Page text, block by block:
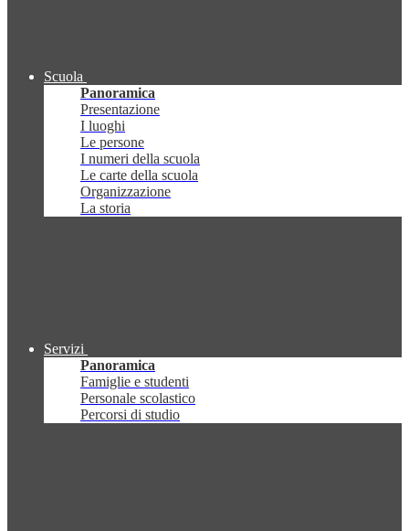
Scuola
Panoramica
Presentazione
I luoghi
Le persone
I numeri della scuola
Le carte della scuola
Organizzazione
La storia
Servizi
Panoramica
Famiglie e studenti
Personale scolastico
Percorsi di studio